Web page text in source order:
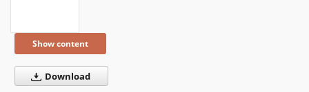
Show content
Download